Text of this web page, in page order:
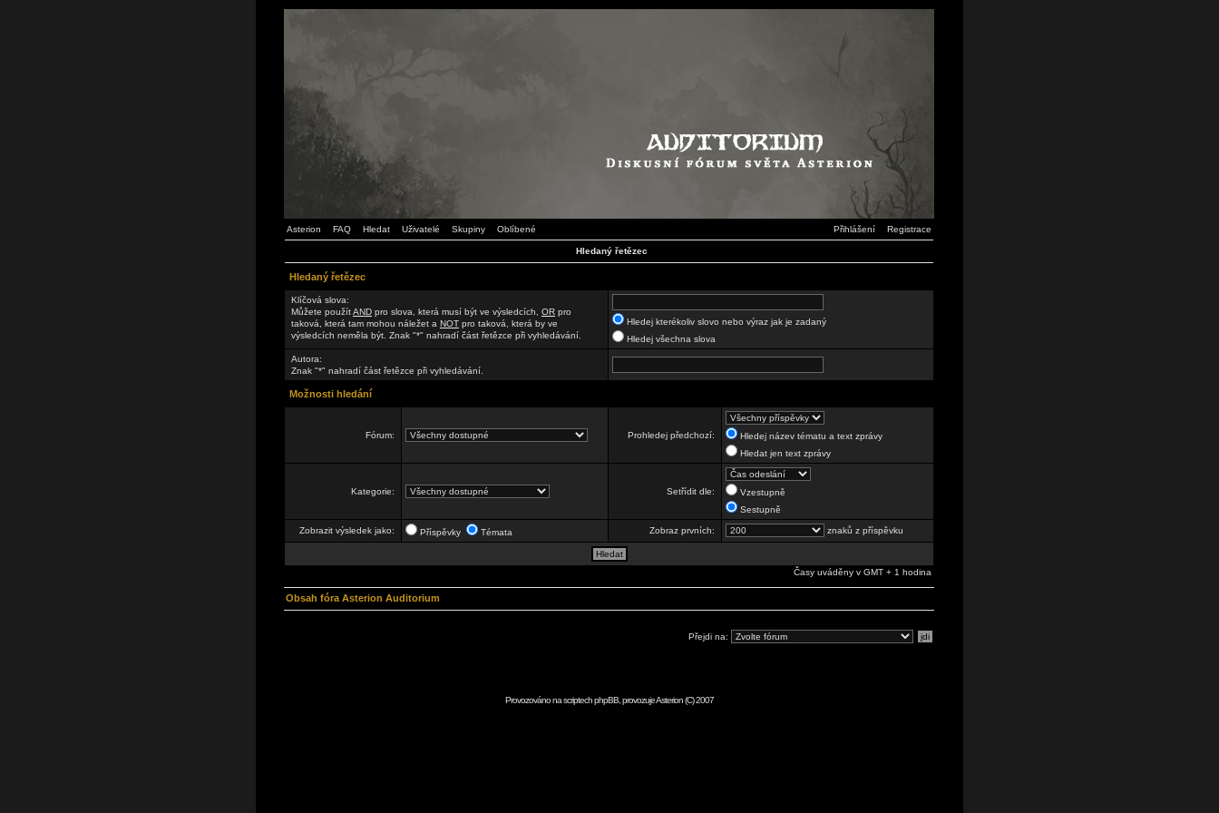
Asterion FAQ Hledat Uživatelé Skupiny Oblíbené Přihlášení Registrace
Hledaný řetězec
Hledaný řetězec
Klíčová slova:
Můžete použítAND pro slova, která musí být ve výsledcích, OR pro
taková, která tam mohou náležet a NOT pro taková, která by ve
výsledcích neměla být. Znak "*" nahradí část řetězce při vyhledávání.
Hledej kterékoliv slovo nebo výraz jak je zadaný
Hledej všechna slova
Autora:
Znak "*" nahradí část řetězce při vyhledávání.
Možnosti hledání
Fórum: Prohledej předchozí:
Hledej název tématu a text zprávy
Hledat jen text zprávy
Kategorie: Setřídit dle:
Vzestupně
Sestupně
Zobrazit výsledek jako: Příspěvky Témata Zobraz prvních: znaků z příspěvku
Časy uváděny v GMT + 1 hodina
Obsah fóra Asterion Auditorium
Přejdi na:
Provozováno na scriptechphpBB, provozujeAsterion(C) 2007